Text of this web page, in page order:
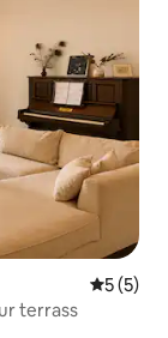
5 (5)
terrass